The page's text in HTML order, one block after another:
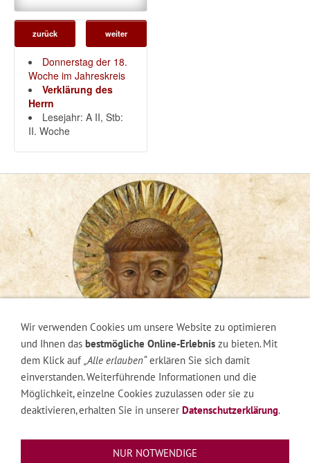
zurück weiter
Donnerstag der 18.
Woche im Jahreskreis
Verklärung des
Herrn
Lesejahr: A II, Stb:
II. Woche
Wir verwenden Cookies um unsere Website zu optimieren
und Ihnen das bestmögliche Online-Erlebnis zu bieten. Mit
dem Klick auf „Alle erlauben“erklären Sie sich damit
einverstanden. Weiterführende Informationen und die
Möglichkeit, einzelne Cookies zuzulassen oder sie zu
deaktivieren, erhalten Sie in unserer Datenschutzerklärung.
NUR NOTWENDIGE